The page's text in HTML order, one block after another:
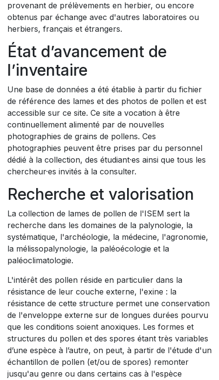
provenant de prélèvements en herbier, ou encore
obtenus par échange avec d'autres laboratoires ou
herbiers, français et étrangers.
État d’avancement de
l’inventaire
Une base de données a été établie à partir du fichier
de référence des lames et des photos de pollen et est
accessible sur ce site. Ce site a vocation à être
continuellement alimenté par de nouvelles
photographies de grains de pollens. Ces
photographies peuvent être prises par du personnel
dédié à la collection, des étudiant·es ainsi que tous les
chercheur·es invités à la consulter.
Recherche et valorisation
La collection de lames de pollen de l'ISEM sert la
recherche dans les domaines de la palynologie, la
systématique, l'archéologie, la médecine, l'agronomie,
la mélissopalynologie, la paléoécologie et la
paléoclimatologie.
L'intérêt des pollen réside en particulier dans la
résistance de leur couche externe, l'exine : la
résistance de cette structure permet une conservation
de l'enveloppe externe sur de longues durées pourvu
que les conditions soient anoxiques. Les formes et
structures du pollen et des spores étant très variables
d’une espèce à l’autre, on peut, à partir de l'étude d'un
échantillon de pollen (et/ou de spores) remonter
jusqu'au genre ou dans certains cas à l'espèce